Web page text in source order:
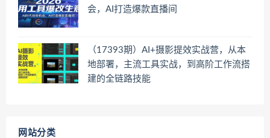
会，AI打造爆款直播间
（17393期）AI+摄影提效实战营，从本
地部署，主流工具实战，到高阶工作流搭
建的全链路技能
网站分类